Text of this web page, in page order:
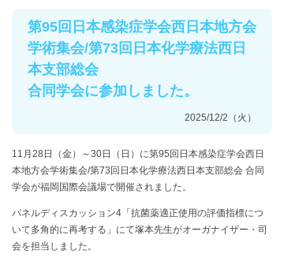
第95回日本感染症学会西日本地方会
学術集会/第73回日本化学療法西日
本支部総会
合同学会に参加しました。
2025/12/2（火）
11月28日（金）～30日（日）に第95回日本感染症学会西日
本地方会学術集会/第73回日本化学療法西日本支部総会 合同
学会が福岡国際会議場で開催されました。
パネルディスカッション4「抗菌薬適正使用の評価指標につ
いて多角的に再考する」にて塚本先生がオーガナイザー・司
会を担当しました。